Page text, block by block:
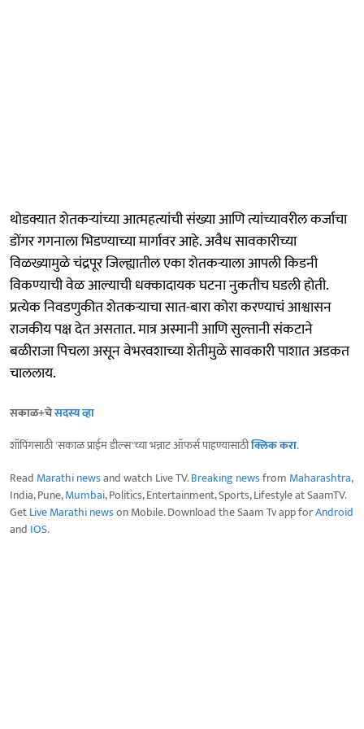
थोडक्यात शेतकऱ्यांच्या आत्महत्यांची संख्या आणि त्यांच्यावरील कर्जाचा
डोंगर गगनाला भिडण्याच्या मार्गावर आहे. अवैध सावकारीच्या
विळख्यामुळे चंद्रपूर जिल्ह्यातील एका शेतकऱ्याला आपली किडनी
विकण्याची वेळ आल्याची धक्कादायक घटना नुकतीच घडली होती.
प्रत्येक निवडणुकीत शेतकऱ्याचा सात-बारा कोरा करण्याचं आश्वासन
राजकीय पक्ष देत असतात. मात्र अस्मानी आणि सुल्तानी संकटाने
बळीराजा पिचला असून वेभरवशाच्या शेतीमुळे सावकारी पाशात अडकत
चाललाय.
सकाळ+चेसदस्य व्हा
शॉपिंगसाठी 'सकाळ प्राईम डील्स'च्या भन्नाट ऑफर्स पाहण्यासाठीक्लिक करा.
Read Marathi newsand watch Live TV.Breaking newsfrom Maharashtra,
India, Pune,Mumbai, Politics, Entertainment, Sports, Lifestyle at SaamTV.
GetLive Marathi newson Mobile. Download the Saam Tv app forAndroid
and IOS.